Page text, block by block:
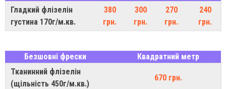
Гладкий флізелін
густина 170г/м.кв.
380
грн.
300
грн.
270
грн.
240
грн.
Безшовні фрески
Квадратний метр
Тканинний флізелін
(щільність 450г/м.кв.)
670 грн.